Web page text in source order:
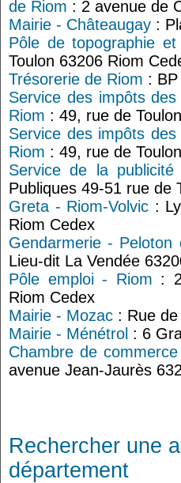
de Riom : 2 avenue de
Mairie - Châteaugay :
Pôle de topographie
Toulon 63206 Riom
Trésorerie de Riom :
Service des impôts
Riom : 49, rue de
Service des impôts
Riom : 49, rue de
Service de la
Publiques 49-51 rue de
Greta - Riom-Volvic :
Riom Cedex
Gendarmerie - Peloton
Lieu-dit La Vendée
Pôle emploi - Riom :
Riom Cedex
Mairie - Mozac : Rue
Mairie - Ménétrol : 6
Chambre de
avenue Jean-Jaurès
Rechercher une
département